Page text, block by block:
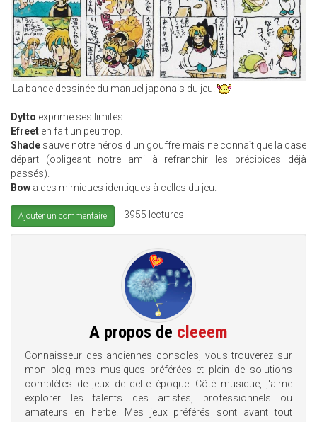
La bande dessinée du manuel japonais du jeu.
Dytto exprime ses limites
Efreet en fait un peu trop.
Shade sauve notre héros d'un gouffre mais ne connaît que la case
départ (obligeant notre ami à refranchir les précipices déjà
passés).
Bow a des mimiques identiques à celles du jeu.
Ajouter un commentaire 3955 lectures
A propos de cleeem
Connaisseur des anciennes consoles, vous trouverez sur
mon blog mes musiques préférées et plein de solutions
complètes de jeux de cette époque. Côté musique, j'aime
explorer les talents des artistes, professionnels ou
amateurs en herbe. Mes jeux préférés sont avant tout